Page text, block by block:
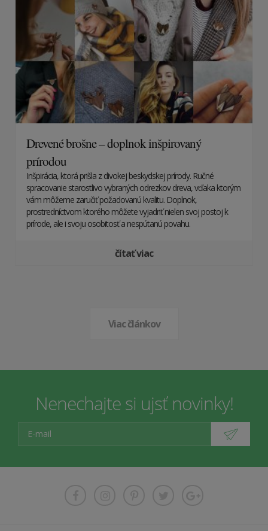
Drevené brošne – doplnok inšpirovaný
prírodou
Inšpirácia, ktorá prišla z divokej beskydskej prírody. Ručné
spracovanie starostlivo vybraných odrezkov dreva, vďaka ktorým
vám môžeme zaručiť požadovanú kvalitu. Doplnok,
prostredníctvom ktorého môžete vyjadriť nielen svoj postoj k
prírode, ale i svoju osobitosť a nespútanú povahu.
čítať viac
Viac článkov
Nenechajte si ujsť novinky!